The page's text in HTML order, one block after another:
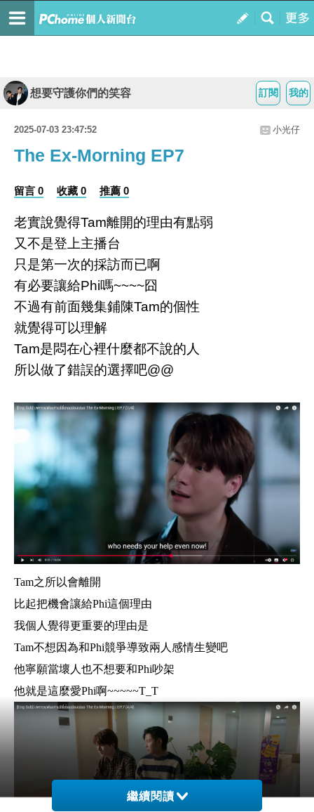
我的
訂閱
想要守護你們的笑容
2025-07-03 23:47:52 小光仔
The Ex-Morning EP7
留言 0 收藏 0 推薦 0
老實說覺得Tam離開的理由有點弱
又不是登上主播台
只是第一次的採訪而已啊
有必要讓給Phi嗎~~~~囧
不過有前面幾集鋪陳Tam的個性
就覺得可以理解
Tam是悶在心裡什麼都不說的人
所以做了錯誤的選擇吧@@
Tam之所以會離開
比起把機會讓給Phi這個理由
我個人覺得更重要的理由是
Tam不想因為和Phi競爭導致兩人感情生變吧
他寧願當壞人也不想要和Phi吵架
他就是這麼愛Phi啊~~~~~T_T
繼續閱讀